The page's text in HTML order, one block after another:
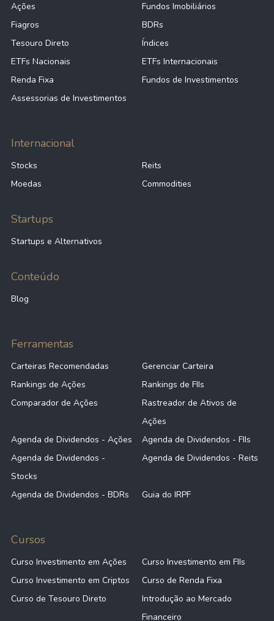
Ações
Fundos Imobiliários
Fiagros
BDRs
Tesouro Direto
Índices
ETFs Nacionais
ETFs Internacionais
Renda Fixa
Fundos de Investimentos
Assessorias de Investimentos
Internacional
Stocks
Reits
Moedas
Commodities
Startups
Startups e Alternativos
Conteúdo
Blog
Ferramentas
Carteiras Recomendadas
Gerenciar Carteira
Rankings de Ações
Rankings de FIIs
Comparador de Ações
Rastreador de Ativos de
Ações
Agenda de Dividendos - Ações
Agenda de Dividendos - FIIs
Agenda de Dividendos -
Stocks
Agenda de Dividendos - Reits
Agenda de Dividendos - BDRs Guia do IRPF
Cursos
Curso Investimento em Ações
Curso Investimento em FIIs
Curso Investimento em Criptos
Curso de Renda Fixa
Curso de Tesouro Direto
Introdução ao Mercado
Financeiro